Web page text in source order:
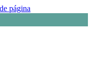
página